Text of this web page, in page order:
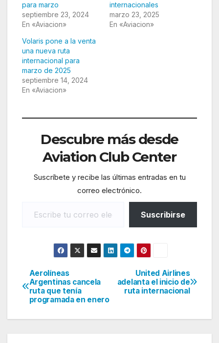
para marzo
septiembre 23, 2024
En «Aviacion»
internacionales
marzo 23, 2025
En «Aviacion»
Volaris pone a la venta
una nueva ruta
internacional para
marzo de 2025
septiembre 14, 2024
En «Aviacion»
Descubre más desde
Aviation Club Center
Suscríbete y recibe las últimas entradas en tu
correo electrónico.
Suscribirse
Navegación
de
entradas
United Airlines
adelanta el inicio de
ruta internacional
Aerolíneas
Argentinas cancela
ruta que tenía
programada en enero